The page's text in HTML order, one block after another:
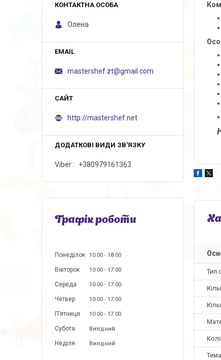
Тип
Олена
mastershef.zt@gmail.com
http://mastershef.net
Viber +380979161363
Графік роботи
Понеділок 10:00 18:00
Вівторок 10:00 17:00
Середа 10:00 17:00
Четвер 10:00 17:00
Пʼятниця 10:00 17:00
Субота Вихідний
Неділя Вихідний